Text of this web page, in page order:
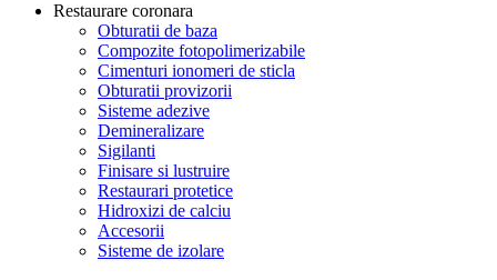
Restaurare coronara
Obturatii de baza
Compozite fotopolimerizabile
Cimenturi ionomeri de sticla
Obturatii provizorii
Sisteme adezive
Demineralizare
Sigilanti
Finisare si lustruire
Restaurari protetice
Hidroxizi de calciu
Accesorii
Sisteme de izolare